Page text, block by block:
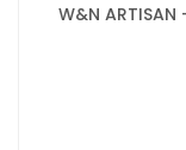
W&N ARTISAN